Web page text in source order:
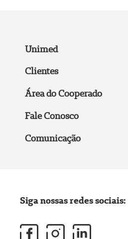
Unimed
Clientes
Área do Cooperado
Fale Conosco
Comunicação
Siga nossas redes sociais: